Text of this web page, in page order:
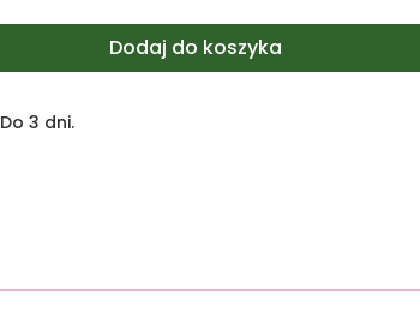
Dodaj do koszyka
Do 3 dni.